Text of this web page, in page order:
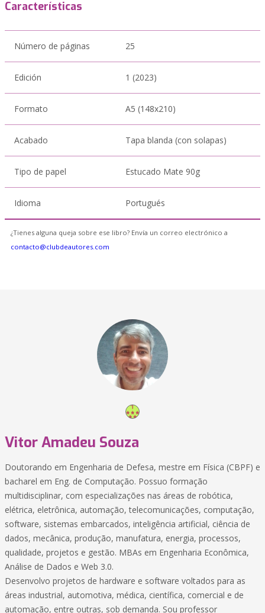
Características
Número de páginas 25
Edición 1 (2023)
Formato A5 (148x210)
Acabado Tapa blanda (con solapas)
Tipo de papel Estucado Mate 90g
Idioma Portugués
¿Tienes alguna queja sobre ese libro? Envía un correo electrónico a
contacto@clubdeautores.com
Vitor Amadeu Souza
Doutorando em Engenharia de Defesa, mestre em Física (CBPF) e
bacharel em Eng. de Computação. Possuo formação
multidisciplinar, com especializações nas áreas de robótica,
elétrica, eletrônica, automação, telecomunicações, computação,
software, sistemas embarcados, inteligência artificial, ciência de
dados, mecânica, produção, manufatura, energia, processos,
qualidade, projetos e gestão. MBAs em Engenharia Econômica,
Análise de Dados e Web 3.0.
Desenvolvo projetos de hardware e software voltados para as
áreas industrial, automotiva, médica, científica, comercial e de
automação, entre outras, sob demanda. Sou professor